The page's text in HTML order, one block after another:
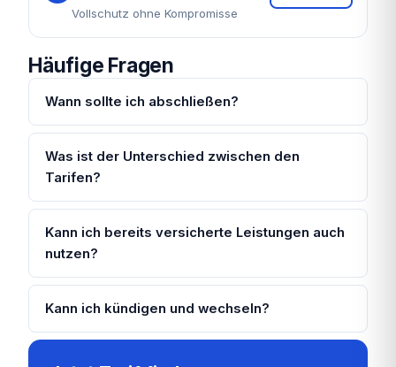
Vollschutz ohne Kompromisse
Häufige Fragen
Wann sollte ich abschließen?
Was ist der Unterschied zwischen den
Tarifen?
Kann ich bereits versicherte Leistungen auch
nutzen?
Kann ich kündigen und wechseln?